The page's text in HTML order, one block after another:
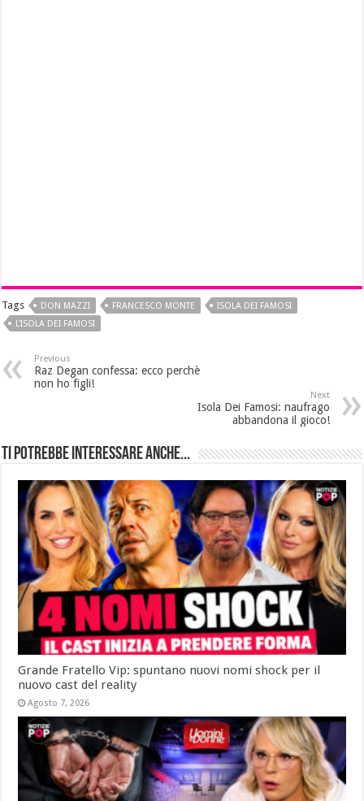
Tags DON MAZZI FRANCESCO MONTE
ISOLA DEI FAMOSI
L'ISOLA DEI FAMOSI
Previous
Raz Degan confessa: ecco perchè
non ho figli!
Next
Isola Dei Famosi: naufrago
abbandona il gioco!
Ti potrebbe interessare anche...
Grande Fratello Vip: spuntano nuovi nomi shock per il
nuovo cast del reality
Agosto 7, 2026